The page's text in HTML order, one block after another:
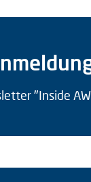
"Inside